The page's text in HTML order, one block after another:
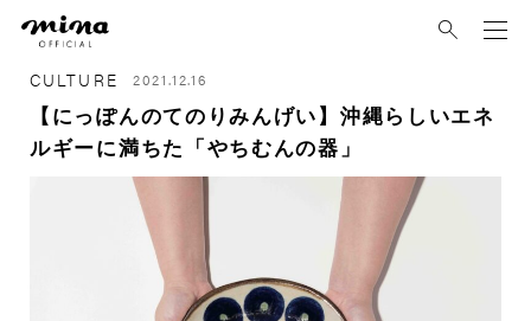
CULTURE 2021.12.16
【にっぽんのてのりみんげい】沖縄らしいエネ
ルギーに満ちた「やちむんの器」